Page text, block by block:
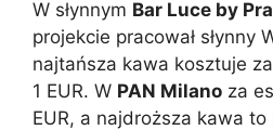
W słynnym Bar Luce by
projekcie pracował słynny
najtańsza kawa kosztuje
1 EUR. W PAN Milano za
EUR, a najdroższa kawa